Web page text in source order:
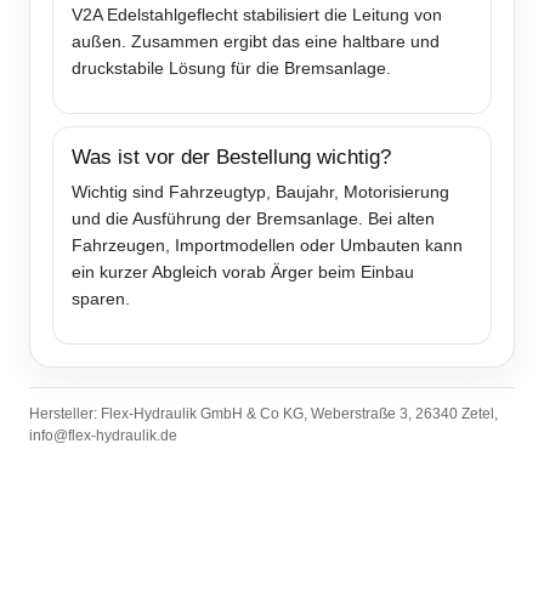
V2A Edelstahlgeflecht stabilisiert die Leitung von
außen. Zusammen ergibt das eine haltbare und
druckstabile Lösung für die Bremsanlage.
Was ist vor der Bestellung wichtig?
Wichtig sind Fahrzeugtyp, Baujahr, Motorisierung
und die Ausführung der Bremsanlage. Bei alten
Fahrzeugen, Importmodellen oder Umbauten kann
ein kurzer Abgleich vorab Ärger beim Einbau
sparen.
Hersteller: Flex-Hydraulik GmbH & Co KG, Weberstraße 3, 26340 Zetel,
info@flex-hydraulik.de